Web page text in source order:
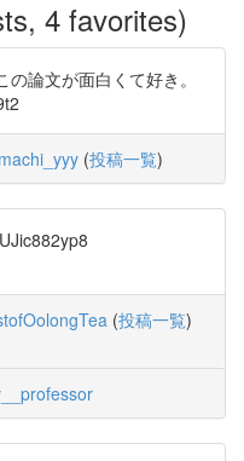
4 favorites)
論文が面白くて好き。
(投稿一覧)
(投稿一覧)